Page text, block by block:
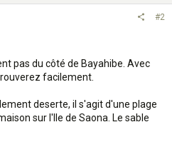
#2
pas du côté de Bayahibe. Avec
facilement.
deserte, il s'agit d'une plage
sur l'Ile de Saona. Le sable